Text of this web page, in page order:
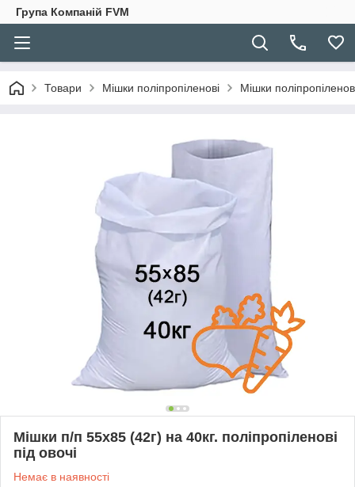
Група Компаній FVM
Товари Мішки поліпропіленові Мішки
Мішки п/п 55x85 (42г) на 40кг. поліпропіленові
під овочі
Немає в наявності